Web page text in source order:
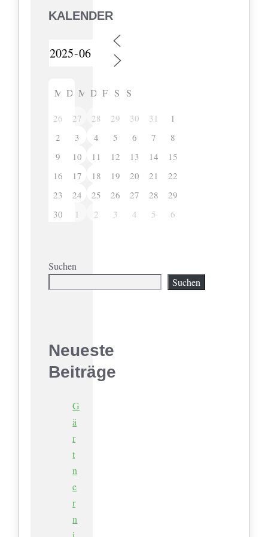
KALENDER
M D M D F S S
26 27 28 29 30 31
1
2
3 4 5 6 7
8
9
10 11 12 13 14
15
16
17 18 19 20 21
22
23
24 25 26 27 28
29
30
1 2 3 4 5 6
Suchen
Suchen
Neueste
Beiträge
G
ä
r
t
n
e
r
n